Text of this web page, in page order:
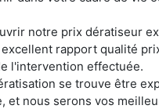
notre prix dératiseur
rapport qualité
l'intervention effectuée.
se trouve être
et nous serons vos